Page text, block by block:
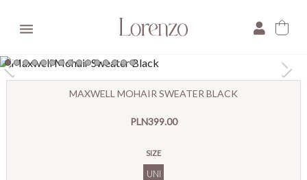

MAXWELL MOHAIR SWEATER BLACK
PLN399.00
SIZE
UNI